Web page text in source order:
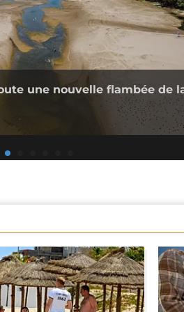
une nouvelle flambée de